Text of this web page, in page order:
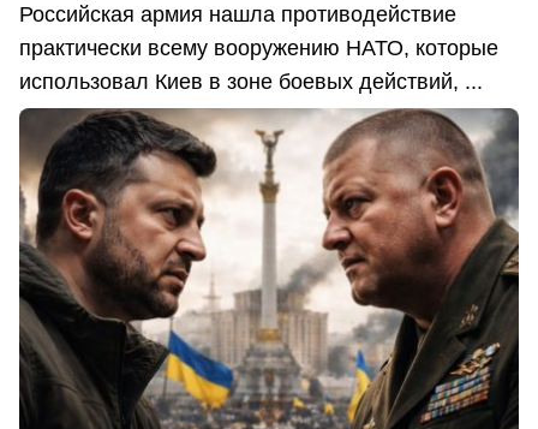
Российская армия нашла противодействие
практически всему вооружению НАТО, которые
использовал Киев в зоне боевых действий, ...